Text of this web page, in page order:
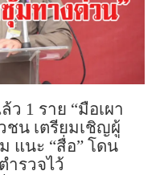
ว 1 ราย “มือเผา
ชน เตรียมเชิญผู้
แนะ “สื่อ” โดน
ำรวจไว้